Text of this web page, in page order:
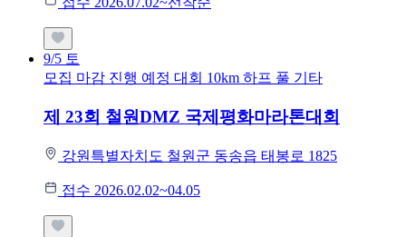
9/5 토
모집 마감 진행 예정 대회 10km 하프 풀 기타
제 23회 철원DMZ 국제평화마라톤대회
강원특별자치도 철원군 동송읍 태봉로 1825
접수 2026.02.02~04.05